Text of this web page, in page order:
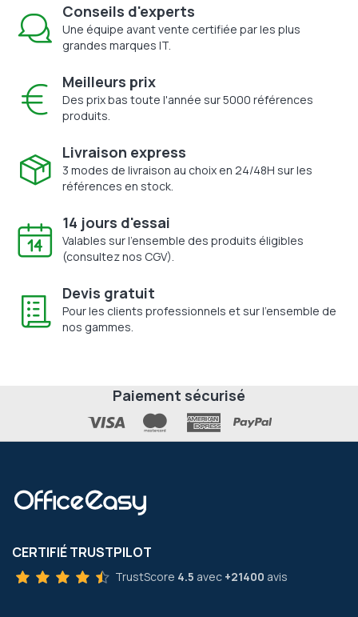
Conseils d'experts
Une équipe avant vente certifiée par les plus
grandes marques IT.
Meilleurs prix
Des prix bas toute l'année sur 5000 références
produits.
Livraison express
3 modes de livraison au choix en 24/48H sur les
références en stock.
14 jours d'essai
Valables sur l'ensemble des produits éligibles
(consultez nos CGV).
Devis gratuit
Pour les clients professionnels et sur l'ensemble de
nos gammes.
Paiement sécurisé
CERTIFIÉ TRUSTPILOT
TrustScore 4.5 avec +21400 avis